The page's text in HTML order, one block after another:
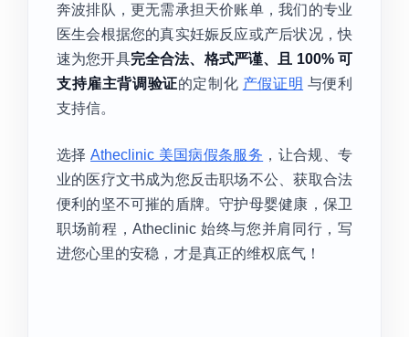
奔波排队，更无需承担天价账单，我们的专业
医生会根据您的真实妊娠反应或产后状况，快
速为您开具完全合法、格式严谨、且 100% 可
支持雇主背调验证的定制化 产假证明 与便利
支持信。
选择Atheclinic 美国病假条服务 ，让合规、专
业的医疗文书成为您反击职场不公、获取合法
便利的坚不可摧的盾牌。守护母婴健康，保卫
职场前程，Atheclinic 始终与您并肩同行，写
进您心里的安稳，才是真正的维权底气！